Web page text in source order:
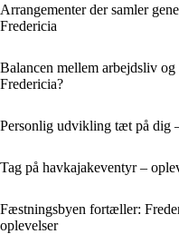
Arrangementer der samler
Fredericia
Balancen mellem arbejdsliv
Fredericia?
Personlig udvikling tæt på dig
Tag på havkajakeventyr –
Fæstningsbyen fortæller:
oplevelser